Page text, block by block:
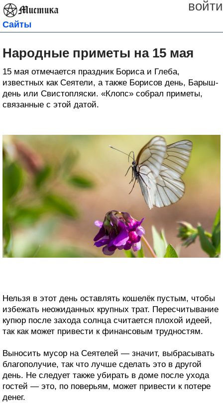
войти
Сайты
Народные приметы на 15 мая
15 мая отмечается праздник Бориса и Глеба,
известных как Сеятели, а также Борисов день, Барыш-
день или Свистопляски. «Клопс» собрал приметы,
связанные с этой датой.
Нельзя в этот день оставлять кошелёк пустым, чтобы
избежать неожиданных крупных трат. Пересчитывание
купюр после захода солнца считается плохой идеей,
так как может привести к финансовым трудностям.
Выносить мусор на Сеятелей — значит, выбрасывать
благополучие, так что лучше сделать это в другой
день. Не следует также убирать в доме после ухода
гостей — это, по поверьям, может привести к потере
денег.